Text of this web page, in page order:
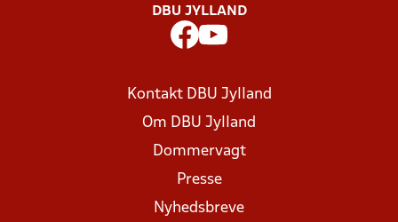
DBU JYLLAND
Kontakt DBU Jylland
Om DBU Jylland
Dommervagt
Presse
Nyhedsbreve